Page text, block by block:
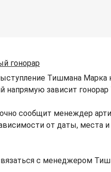
гонорар
Тишмана Марка
напрямую зависит
сообщит менеждер
от даты, места
с менеджером